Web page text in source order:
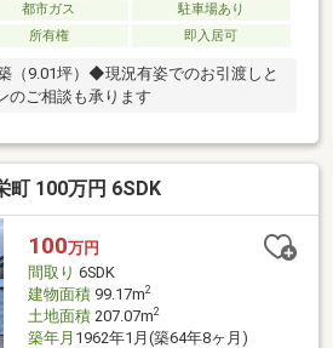
都市ガス
駐車場あり
所有権 即入居可
（9.01坪）◆現況有姿でのお引渡しと
ご相談も承ります
町 100万円 6SDK
100万円
間取り 6SDK
建物面積99.17m2
土地面積207.07m2
築年月 1962年1月(築64年8ヶ月)